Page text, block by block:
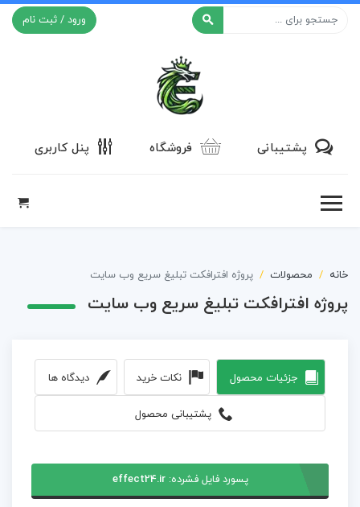
ورود / ثبت نام
پشتیبانی فروشگاه پنل کاربری
خانه محصولات پروژه افترافکت تبلیغ سریع وب سایت
پروژه افترافکت تبلیغ سریع وب سایت
جزئیات محصول نکات خرید دیدگاه ها
پشتیبانی محصول
پسورد فایل فشرده:effect24.ir